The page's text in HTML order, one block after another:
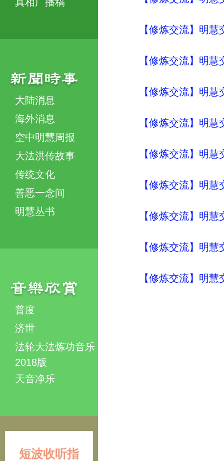
大陆消息
海外消息
空中明慧周报
大法洪传故事
传统文化
善恶一念间
明慧丛书
普度
济世
法轮大法炼功音乐
2018版
天音净乐
短波收听指
【修炼交流】明
【修炼交流】明
【修炼交流】明
【修炼交流】明
【修炼交流】明
【修炼交流】明
【修炼交流】明
【修炼交流】明
【修炼交流】明